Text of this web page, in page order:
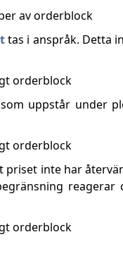
tas i anspråk. Detta
uppstår under
inte har